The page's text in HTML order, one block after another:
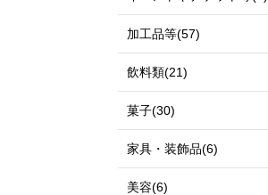
加工品等(57)
飲料類(21)
菓子(30)
家具・装飾品(6)
美容(6)